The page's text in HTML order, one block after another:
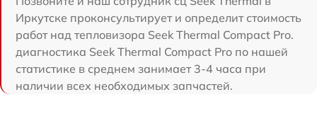
Иркутске проконсультирует и определит стоимость
работ над тепловизора Seek Thermal Compact Pro.
диагностика Seek Thermal Compact Pro по нашей
статистике в среднем занимает 3-4 часа при
наличии всех необходимых запчастей.